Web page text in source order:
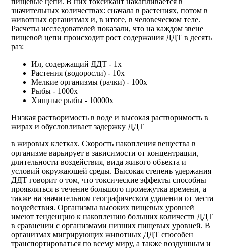
значительных количествах: сначала в растениях, потом в
животных организмах и, в итоге, в человеческом теле.
Расчеты исследователей показали, что на каждом звене
пищевой цепи происходит рост содержания ДДТ в десять
раз:
Ил, содержащий ДДТ - 1х
Растения (водоросли) - 10х
Мелкие организмы (рачки) - 100х
Рыбы - 1000х
Хищные рыбы - 10000х
Низкая растворимость в воде и высокая растворимость в
жирах и обусловливает задержку ДДТ
в жировых клетках. Скорость накопления вещества в
организме варьирует в зависимости от концентрации,
длительности воздействия, вида живого объекта и
условий окружающей среды. Высокая степень удержания
ДДТ говорит о том, что токсические эффекты способны
проявляться в течение большого промежутка времени, а
также на значительном географическом удалении от места
воздействия. Организмы высоких пищевых уровней
имеют тенденцию к накоплению больших количеств ДДТ
в сравнении с организмами низших пищевых уровней. В
организмах мигрирующих животных ДДТ способен
транспортироваться по всему миру, а также воздушным и